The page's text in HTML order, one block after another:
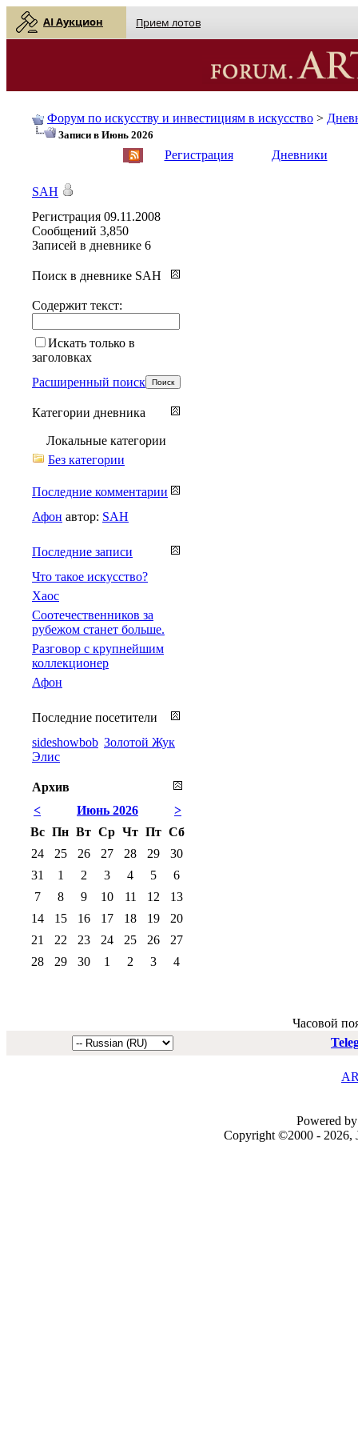
AI Аукцион Прием лотов
Форум по искусству и инвестициям в искусство >
Записи в Июнь 2026
Регистрация Дневники
SAH
Регистрация 09.11.2008
Сообщений 3,850
Записей в дневнике 6
Поиск в дневнике SAH
Содержит текст:
Искать только в
заголовках
Расширенный поиск
Категории дневника
Локальные категории
Без категории
Последние комментарии
Афон автор: SAH
Последние записи
Что такое искусство?
Хаос
Соотечественников за
рубежом станет больше.
Разговор с крупнейшим
коллекционер
Афон
Последние посетители
sideshowbob Золотой Жук
Элис
Архив
<
>
Июнь 2026
Вс Пн Вт Ср Чт Пт Сб
24
25 26 27 28 29
30
31
1 2 3 4 5
6
7
8 9 10 11 12
13
14
15 16 17 18 19
20
21
22 23 24 25 26
27
28
29 30 1 2 3 4
Часовой
Powered
Copyright ©2000 - 2026,